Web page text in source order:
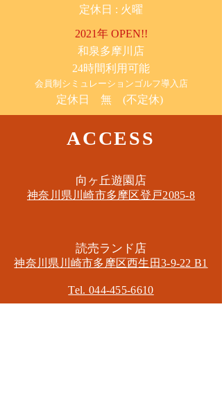
​定休日 : 火曜
2021年 OPEN!!
​和泉多摩川店
24時間利用可能
​会員制シミュレーションゴルフ導入店
定休日 無 (不定休)
ACCESS
​向ヶ丘遊園店
神奈川県川崎市多摩区​登戸2085-8
​読売ランド店
神奈川県川崎市多摩区​西生田3-9-22 B1
Tel. 044-455-6610